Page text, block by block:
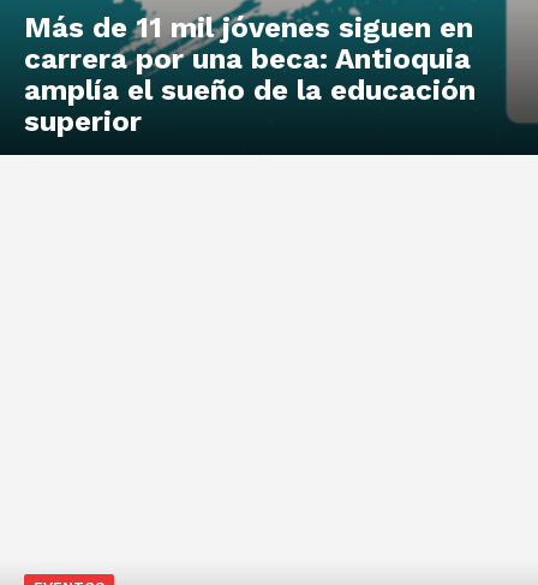
Más de 11 mil jóvenes siguen en
carrera por una beca: Antioquia
amplía el sueño de la educación
superior